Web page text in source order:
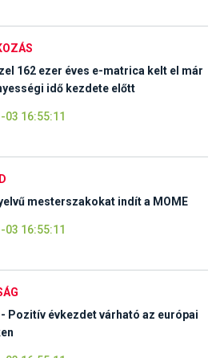
162 ezer éves e-matrica kelt el már
idő kezdete előtt
03 16:55:11
mesterszakokat indít a MOME
03 16:55:11
Pozitív évkezdet várható az európai